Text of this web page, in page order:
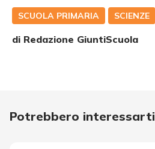
SCUOLA PRIMARIA SCIENZE
di Redazione GiuntiScuola
Potrebbero interessarti